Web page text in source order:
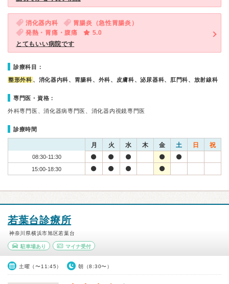
消化器内科
胃腸炎（急性胃腸炎）
発熱・胃痛・腹痛
5.0
とてもいい病院です
診療科目：
整形外科 、消化器内科、胃腸科、外科、皮膚科、泌尿器科、肛門科、放射線科
専門医・資格：
外科専門医、消化器病専門医、消化器内視鏡専門医
診療時間
月 火 水 木 金 土 日 祝
08:30-11:30
15:00-18:30
若葉台診療所
神奈川県横浜市旭区若葉台
駐車場あり マイナ受付
土曜（〜11:45） 朝（8:30〜）